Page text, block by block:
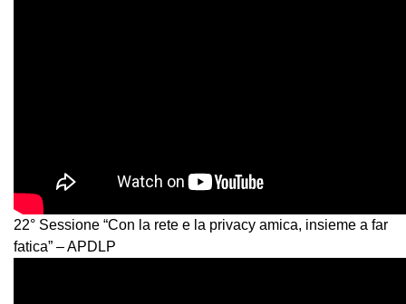
22° Sessione “Con la rete e la privacy amica, insieme a far
fatica” – APDLP